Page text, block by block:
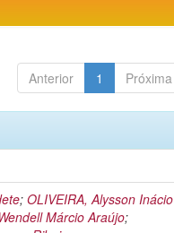
Anterior 1 Próxima
;OLIVEIRA, Alysson Inácio
Márcio Araújo;